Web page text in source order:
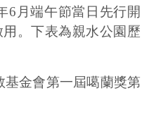
6月端午節當日先行開
。下表為親水公園歷
金會第一屆噶蘭獎第